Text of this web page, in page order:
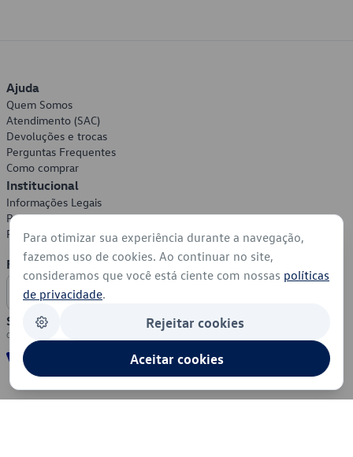
Ajuda
Quem Somos
Atendimento (SAC)
Devoluções e trocas
Perguntas Frequentes
Como comprar
Institucional
Informações Legais
Política de Privacidade
Política de Cookies
Formas de Pagamento
Segurança
Para otimizar sua experiência durante a navegação,
fazemos uso de cookies. Ao continuar no site,
consideramos que você está ciente com nossas políticas
de privacidade.
Rejeitar cookies
Aceitar cookies